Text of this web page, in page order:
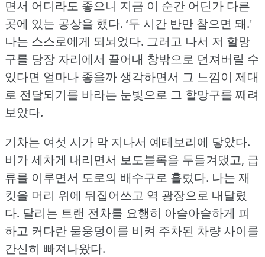
면서 어디라도 좋으니 지금 이 순간 어딘가 다른
곳에 있는 공상을 했다. ‘두 시간 반만 참으면 돼.'
나는 스스로에게 되뇌었다. 그러고 나서 저 할망
구를 당장 자리에서 끌어내 창밖으로 던져버릴 수
있다면 얼마나 좋을까 생각하면서 그 느낌이 제대
로 전달되기를 바라는 눈빛으로 그 할망구를 째려
보았다.
기차는 여섯 시가 막 지나서 예테보리에 닿았다.
비가 세차게 내리면서 보도블록을 두들겨댔고, 급
류를 이루면서 도로의 배수구로 흘렀다. 나는 재
킷을 머리 위에 뒤집어쓰고 역 광장으로 내달렸
다. 달리는 트랜 전차를 요행히 아슬아슬하게 피
하고 커다란 물웅덩이를 비켜 주차된 차량 사이를
간신히 빠져나왔다.